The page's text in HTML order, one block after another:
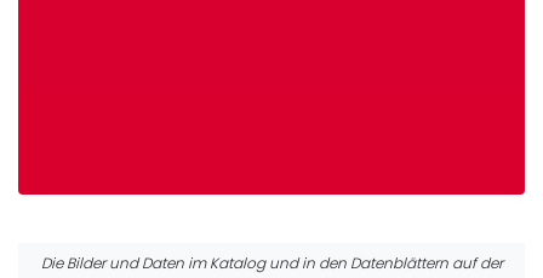
Die Bilder und Daten im Katalog und in den Datenblättern auf der